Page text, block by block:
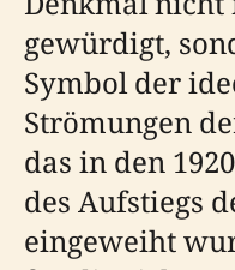
gewürdigt,
Symbol der
Strömungen
das in den
des Aufstiegs
eingeweiht